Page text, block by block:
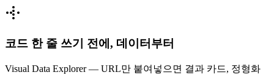
코드 한 줄 쓰기 전에, 데이터부터
Visual Data Explorer — URL만 붙여넣으면 결과 카드, 정형화